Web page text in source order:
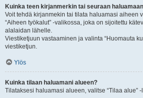
Kuinka teen kirjanmerkin tai seuraan
Voit tehdä kirjanmekin tai tilata haluamasi aiheen
“Aiheen työkalut” -valikossa, joka on sijoitettu
alalaidan lähelle.
Viestiketjuun vastaaminen ja valinta “Huomauta
viestiketjun.
Ylös
Kuinka tilaan haluamani alueen?
Tilataksesi haluamasi alueen, valitse “Tilaa alue”